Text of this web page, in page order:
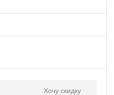
Хочу скидку